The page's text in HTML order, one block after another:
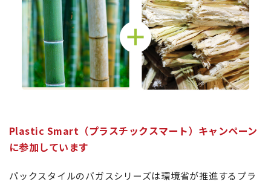
Plastic Smart（プラスチックスマート）キャンペーン
に参加しています
パックスタイルのバガスシリーズは環境省が推進するプラ